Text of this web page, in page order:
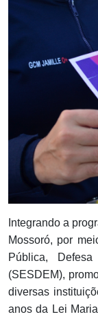
Carta de Serviço
Integrando a
Mossoró, por
Pública,
(SESDEM),
diversas
anos da Lei